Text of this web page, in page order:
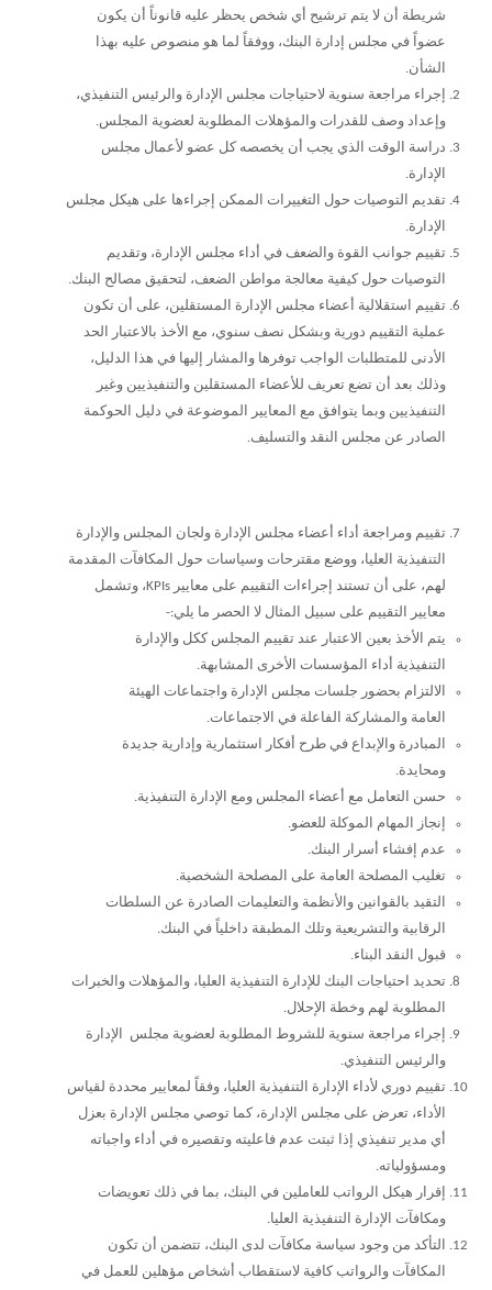
شريطة أن لا يتم ترشيح أي شخص يحظر عليه قانوناً أن يكون
عضواً في مجلس إدارة البنك، ووفقاً لما هو منصوص عليه بهذا
الشأن.
إجراء مراجعة سنوية لاحتياجات مجلس الإدارة والرئيس التنفيذي،
وإعداد وصف للقدرات والمؤهلات المطلوبة لعضوية المجلس.
دراسة الوقت الذي يجب أن يخصصه كل عضو لأعمال مجلس
الإدارة.
تقديم التوصيات حول التغييرات الممكن إجراءها على هيكل مجلس
الإدارة.
تقييم جوانب القوة والضعف في أداء مجلس الإدارة، وتقديم
التوصيات حول كيفية معالجة مواطن الضعف، لتحقيق مصالح البنك.
تقييم استقلالية أعضاء مجلس الإدارة المستقلين، على أن تكون
عملية التقييم دورية وبشكل نصف سنوي، مع الأخذ بالاعتبار الحد
الأدنى للمتطلبات الواجب توفرها والمشار إليها في هذا الدليل،
وذلك بعد أن تضع تعريف للأعضاء المستقلين والتنفيذيين وغير
التنفيذيين وبما يتوافق مع المعايير الموضوعة في دليل الحوكمة
الصادر عن مجلس النقد والتسليف.
تقييم ومراجعة أداء أعضاء مجلس الإدارة ولجان المجلس والإدارة
التنفيذية العليا، ووضع مقترحات وسياسات حول المكافآت المقدمة
لهم، على أن تستند إجراءات التقييم على معايير KPIs ، وتشمل
معايير التقييم على سبيل المثال لا الحصر ما يلي:-
يتم الأخذ بعين الاعتبار عند تقييم المجلس ككل والإدارة
التنفيذية أداء المؤسسات الأخرى المشابهة.
الالتزام بحضور جلسات مجلس الإدارة واجتماعات الهيئة
العامة والمشاركة الفاعلة في الاجتماعات.
المبادرة والإبداع في طرح أفكار استثمارية وإدارية جديدة
ومحايدة.
حسن التعامل مع أعضاء المجلس ومع الإدارة التنفيذية.
إنجاز المهام الموكلة للعضو.
عدم إفشاء أسرار البنك.
تغليب المصلحة العامة على المصلحة الشخصية.
التقيد بالقوانين والأنظمة والتعليمات الصادرة عن السلطات
الرقابية والتشريعية وتلك المطبقة داخلياً في البنك.
قبول النقد البناء.
تحديد احتياجات البنك للإدارة التنفيذية العليا، والمؤهلات والخبرات
المطلوبة لهم وخطة الإحلال.
إجراء مراجعة سنوية للشروط المطلوبة لعضوية مجلس الإدارة
والرئيس التنفيذي.
تقييم دوري لأداء الإدارة التنفيذية العليا، وفقاً لمعايير محددة لقياس
الأداء، تعرض على مجلس الإدارة، كما توصي مجلس الإدارة بعزل
أي مدير تنفيذي إذا ثبتت عدم فاعليته وتقصيره في أداء واجباته
ومسؤولياته.
إقرار هيكل الرواتب للعاملين في البنك، بما في ذلك تعويضات
ومكافآت الإدارة التنفيذية العليا.
التأكد من وجود سياسة مكافآت لدى البنك، تتضمن أن تكون
المكافآت والرواتب كافية لاستقطاب أشخاص مؤهلين للعمل في